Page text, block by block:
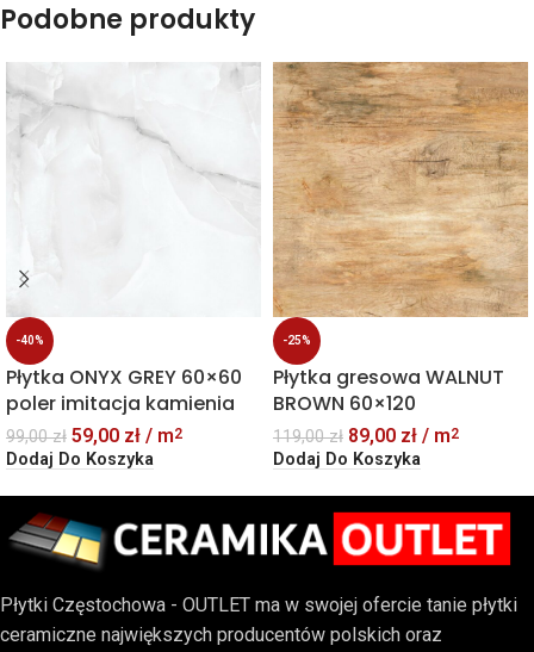
Podobne produkty
-40%
Płytka ONYX GREY 60×60
poler imitacja kamienia
99,00zł 59,00 zł / m2
Dodaj Do Koszyka
-25%
Płytka gresowa WALNUT
BROWN 60×120
119,00zł 89,00 zł / m2
Dodaj Do Koszyka
Płytki Częstochowa - OUTLET ma w swojej ofercie tanie płytki
ceramiczne największych producentów polskich oraz